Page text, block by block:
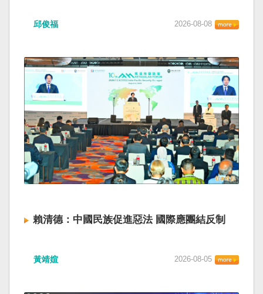
邱俊福 2026-08-08
賴清德：中國民族促進惡法 國際應團結反制
黃靖媗 2026-08-05